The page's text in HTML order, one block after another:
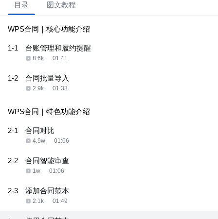
目录 图文教程
WPS合同｜核心功能介绍
1-1 台账管理和履约提醒
8.6k 01:41
1-2 合同批量导入
2.9k 01:33
WPS合同｜特色功能介绍
2-1 合同对比
4.9w 01:06
2-2 合同智能审查
1w 01:06
2-3 添加合同范本
2.1k 01:49